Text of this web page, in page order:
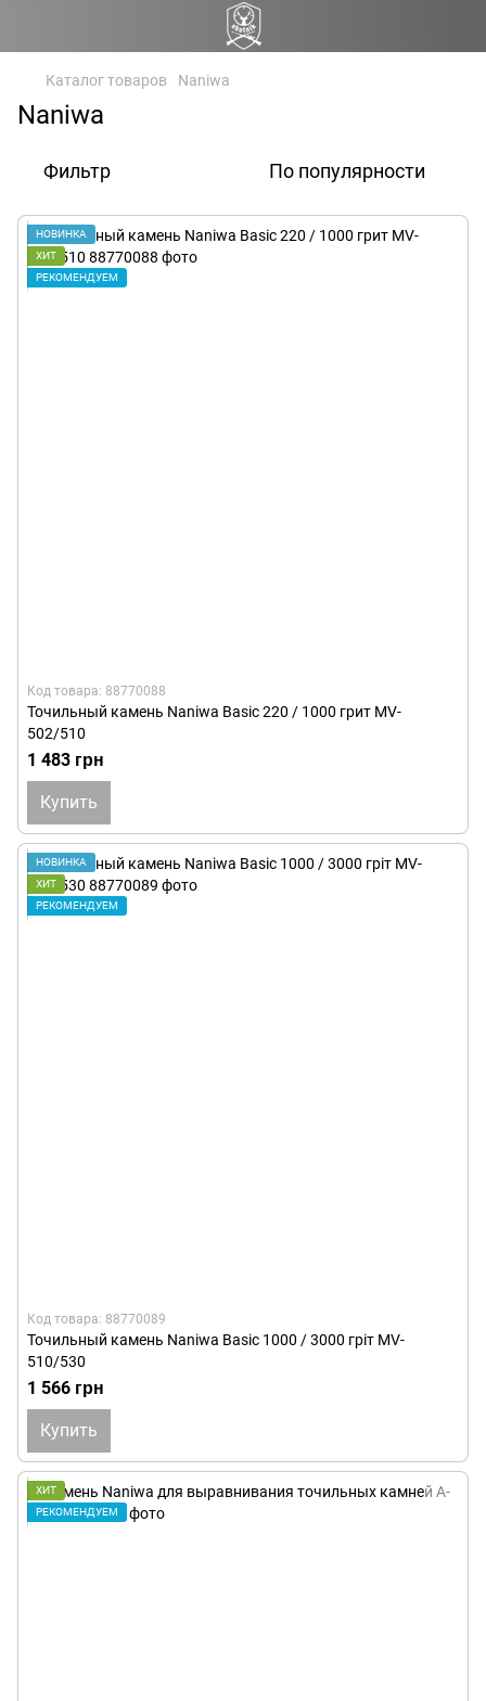
Каталог товаров Naniwa
Naniwa
Фильтр По популярности
НОВИНКА
ХИТ
РЕКОМЕНДУЕМ
Код товара: 88770088
Точильный камень Naniwa Basic 220 / 1000 грит MV-
502/510
1 483 грн
Купить
НОВИНКА
ХИТ
РЕКОМЕНДУЕМ
Код товара: 88770089
Точильный камень Naniwa Basic 1000 / 3000 гріт MV-
510/530
1 566 грн
Купить
ХИТ
РЕКОМЕНДУЕМ